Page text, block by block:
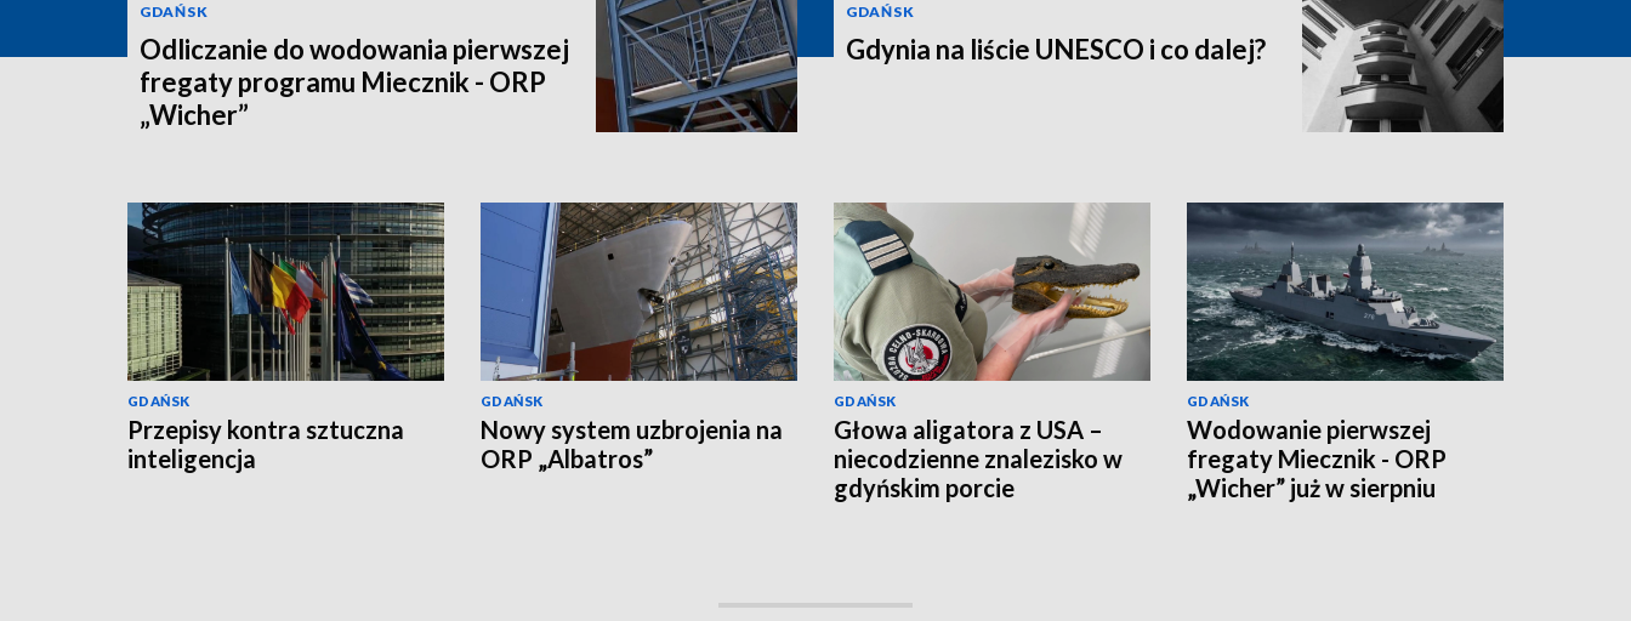
GDAŃSK
Odliczanie do wodowania pierwszej
fregaty programu Miecznik - ORP
„Wicher”
GDAŃSK
Gdynia na liście UNESCO i co dalej?
GDAŃSK
Przepisy kontra sztuczna
inteligencja
GDAŃSK
Nowy system uzbrojenia na
ORP „Albatros”
GDAŃSK
Głowa aligatora z USA –
niecodzienne znalezisko w
gdyńskim porcie
GDAŃSK
Wodowanie pierwszej
fregaty Miecznik - ORP
„Wicher” już w sierpniu